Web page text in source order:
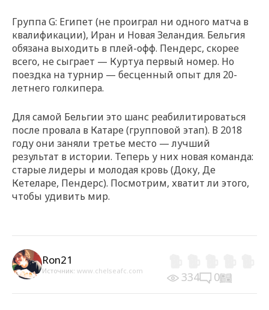
Группа G: Египет (не проиграл ни одного матча в
квалификации), Иран и Новая Зеландия. Бельгия
обязана выходить в плей-офф. Пендерс, скорее
всего, не сыграет — Куртуа первый номер. Но
поездка на турнир — бесценный опыт для 20-
летнего голкипера.
Для самой Бельгии это шанс реабилитироваться
после провала в Катаре (групповой этап). В 2018
году они заняли третье место — лучший
результат в истории. Теперь у них новая команда:
старые лидеры и молодая кровь (Доку, Де
Кетеларе, Пендерс). Посмотрим, хватит ли этого,
чтобы удивить мир.
Ron21
Источник: www.chelseafc.com 334 0